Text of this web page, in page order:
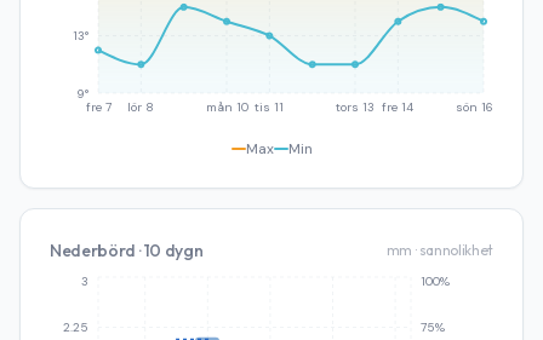
fre 7 lör 8 mån 10 tis 11 tors 13 fre 14 sön 16
9°
13°
Max Min
Nederbörd · 10 dygn mm · sannolikhet
2.25
3
75%
100%